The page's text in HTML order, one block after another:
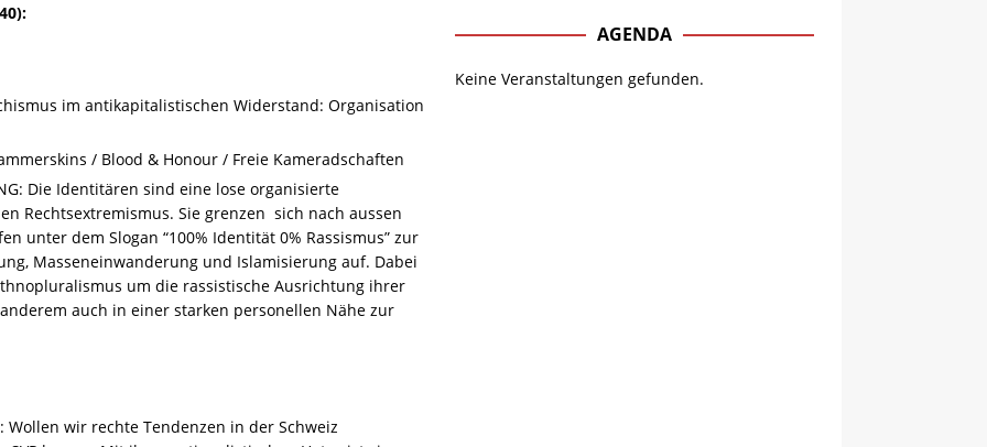
:
im antikapitalistischen Widerstand: Organisation
/ Blood & Honour / Freie Kameradschaften
Die Identitären sind eine lose organisierte
Rechtsextremismus. Sie grenzen sich nach aussen
unter dem Slogan “100% Identität 0% Rassismus” zur
Masseneinwanderung und Islamisierung auf. Dabei
um die rassistische Ausrichtung ihrer
auch in einer starken personellen Nähe zur
Wollen wir rechte Tendenzen in der Schweiz
AGENDA
Keine Veranstaltungen gefunden.